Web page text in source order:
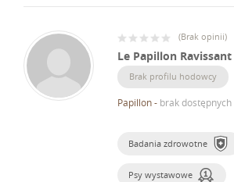
(Brak opinii)
Le Papillon Ravissant
Brak profilu hodowcy
Papillon- brak
Badania zdrowotne
Psy wystawowe